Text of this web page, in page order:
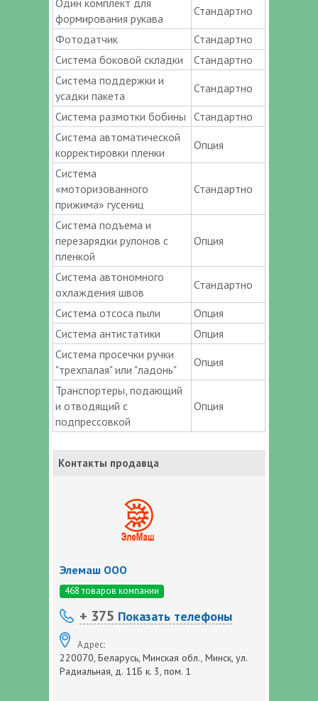
формирования рукава
Стандартно
Фотодатчик
Стандартно
Система боковой складки
Стандартно
Система поддержки и
усадки пакета
Стандартно
Система размотки бобины Стандартно
Система автоматической
корректировки пленки
Опция
Система
«моторизованного
прижима» гусениц
Стандартно
Система подъема и
перезарядки рулонов с
пленкой
Опция
Система автономного
охлаждения швов
Стандартно
Система отсоса пыли
Опция
Система антистатики
Опция
Система просечки ручки
"трехпалая" или "ладонь"
Опция
Транспортеры, подающий
и отводящий с
подпрессовкой
Опция
Контакты продавца
Элемаш ООО
468 товаров компании
+ 375 Показать телефоны
Адрес:
220070, Беларусь, Минская обл., Минск, ул.
Радиальная, д. 11Б к. 3, пом. 1